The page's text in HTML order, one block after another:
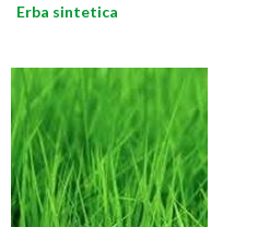
Erba sintetica